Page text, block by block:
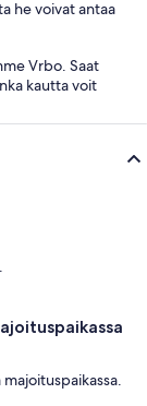
he voivat antaa
Vrbo. Saat
kautta voit